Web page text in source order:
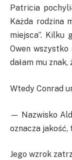
Patricia
Każda rodzina
miejsca”. Kilku
Owen wszystko
dałam mu
Wtedy Conrad
— Nazwisko
oznacza jakość,
Jego wzrok